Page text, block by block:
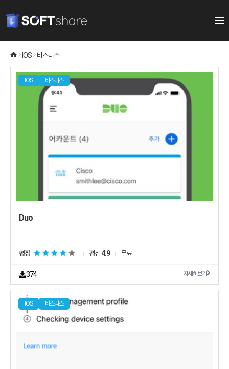
IOS 비즈니스
IOS 비즈니스
Duo
평점 평점4.9 무료
374 자세히보기
IOS 비즈니스